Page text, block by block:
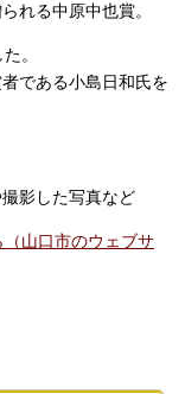
れる中原中也賞。
。
である小島日和氏を
影した写真など
山口市のウェブサ